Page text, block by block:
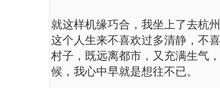
就这样机缘巧合，我坐上了去杭
这个人生来不喜欢过多清静，不
村子，既远离都市，又充满生气
候，我心中早就是想往不已。